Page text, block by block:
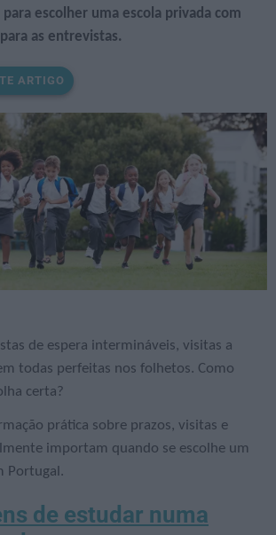
escolher uma escola privada com
as entrevistas.
ARTIGO
de espera intermináveis, visitas a
todas perfeitas nos folhetos. Como
certa?
prática sobre prazos, visitas e
importam quando se escolhe um
Portugal.
de estudar numa